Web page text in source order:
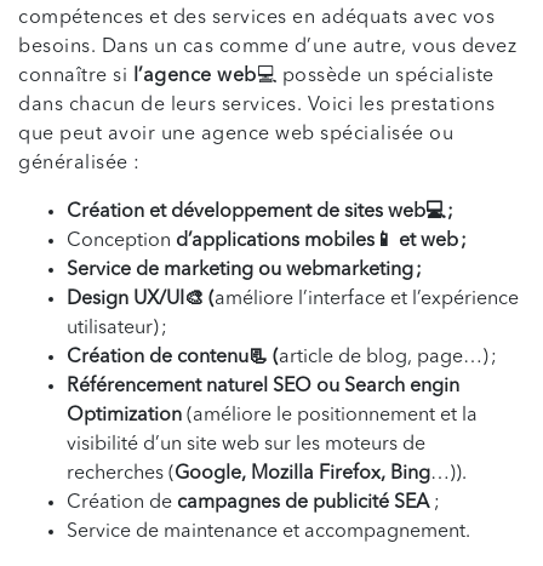
compétences et des services en adéquats avec vos
besoins. Dans un cas comme d’une autre, vous devez
connaître si
l’agence web💻 possède un spécialiste
dans chacun de leurs services. Voici les prestations
que peut avoir une agence web spécialisée ou
généralisée :
Création et développement de sites web💻 ;
Conception d’applications mobiles📱 et web ;
Service de marketing ou webmarketing ;
Design UX/UI🎨 (améliore l’interface et l’expérience
utilisateur) ;
Création de contenu📃 (article de blog, page…) ;
Référencement naturel SEO ou Search engin
Optimization (améliore le positionnement et la
visibilité d’un site web sur les moteurs de
recherches (Google, Mozilla Firefox, Bing…)).
Création de campagnes de publicité SEA ;
Service de maintenance et accompagnement.